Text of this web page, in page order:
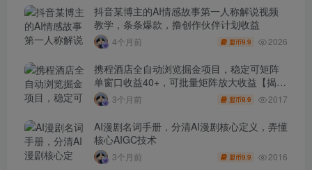
抖音某博主的AI情感故事第一人称解说视频
教学，条条爆款，撸创作伙伴计划收益
4个月前 盟币9.9 2026
携程酒店全自动浏览掘金项目，稳定可矩阵
单窗口收益40+，可批量矩阵放大收益【揭
秘】3个月前 盟币9.9 2017
AI漫剧名词手册，分清AI漫剧核心定义，弄懂
核心AIGC技术
3个月前 盟币9.9 2016